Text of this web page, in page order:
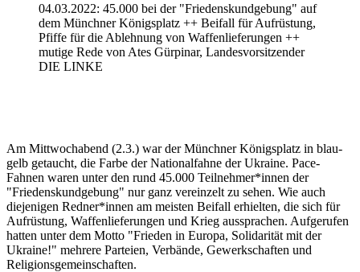
04.03.2022: 45.000 bei der "Friedenskundgebung" auf
dem Münchner Königsplatz ++ Beifall für Aufrüstung,
Pfiffe für die Ablehnung von Waffenlieferungen ++
mutige Rede von Ates Gürpinar, Landesvorsitzender
DIE LINKE
Am Mittwochabend (2.3.) war der Münchner Königsplatz in blau-
gelb getaucht, die Farbe der Nationalfahne der Ukraine. Pace-
Fahnen waren unter den rund 45.000 Teilnehmer*innen der
"Friedenskundgebung" nur ganz vereinzelt zu sehen. Wie auch
diejenigen Redner*innen am meisten Beifall erhielten, die sich für
Aufrüstung, Waffenlieferungen und Krieg aussprachen. Aufgerufen
hatten unter dem Motto "Frieden in Europa, Solidarität mit der
Ukraine!" mehrere Parteien, Verbände, Gewerkschaften und
Religionsgemeinschaften.